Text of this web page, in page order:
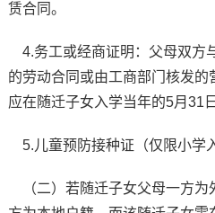
赁合同。
4.务工或经商证明：父母双方
的劳动合同或由工商部门核发的
应在随迁子女入学当年的5月31
5.儿童预防接种证（仅限小学
（二）若随迁子女父母一方为